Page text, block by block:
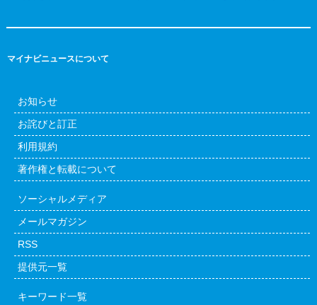
マイナビニュースについて
お知らせ
お詫びと訂正
利用規約
著作権と転載について
ソーシャルメディア
メールマガジン
RSS
提供元一覧
キーワード一覧